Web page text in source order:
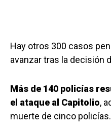
Hay otros 300 casos
avanzar tras la decisión
Más de 140 policías
el ataque al Capitolio,
muerte de cinco policías.